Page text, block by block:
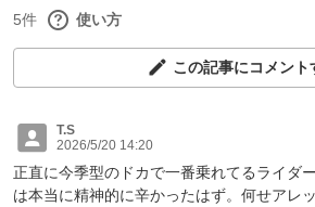
5件 使い方
この記事にコメント
T.S
2026/5/20 14:20
正直に今季型のドカで一番乗れてるライダ
は本当に精神的に辛かったはず。何せアレ